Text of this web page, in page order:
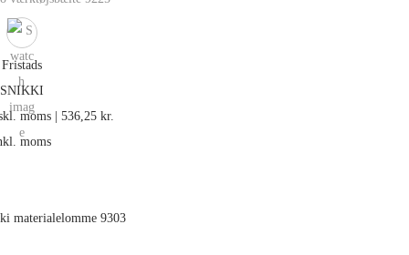
Fristads
SNIKKI
moms | 536,25 kr.
moms